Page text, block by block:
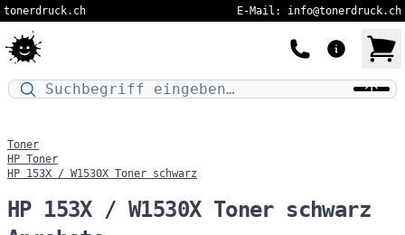
tonerdruck.ch E-Mail: info@tonerdruck.ch
Druckermodell oder Produktnamen eingeben…
Toner
HP Toner
HP 153X / W1530X Toner schwarz
HP 153X / W1530X Toner schwarz